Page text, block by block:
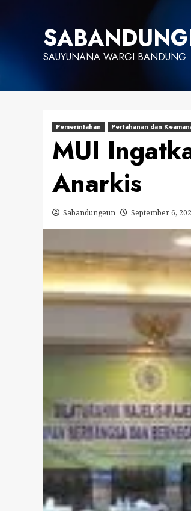
SAUYUNANA WARGI BANDUNG
Pemerintahan Pertahanan dan
MUI
Anarkis
Sabandungeun September 6,